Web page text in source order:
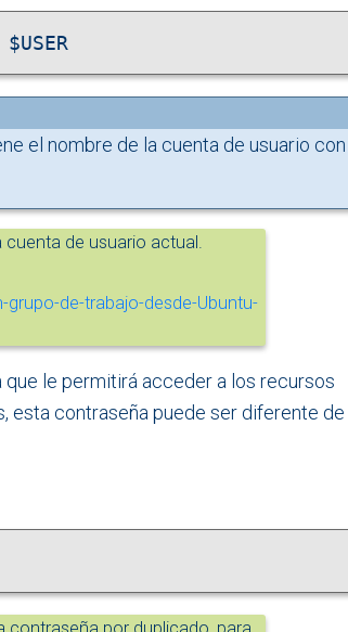
el nombre de la cuenta de usuario con
de usuario actual.
le permitirá acceder a los recursos
esta contraseña puede ser diferente de